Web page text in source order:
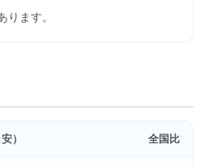
ます。
） 全国比